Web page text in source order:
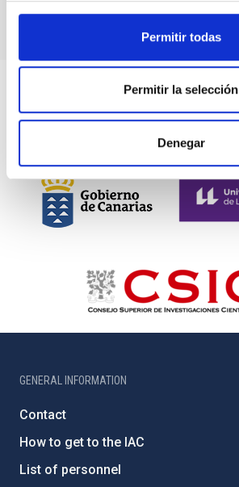
Permitir todas
Permitir la selección
Denegar
GENERAL INFORMATION
Contact
How to get to the IAC
List of personnel